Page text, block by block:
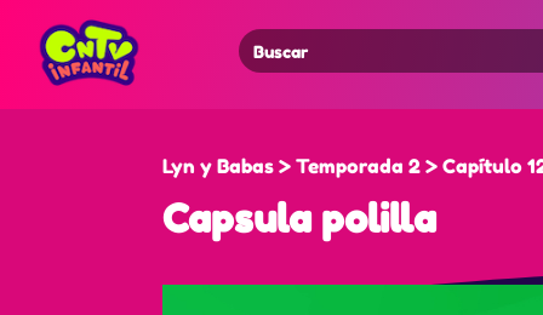
Search
for:
Lyn y Babas > Temporada 2 > Capítulo
Capsula polilla